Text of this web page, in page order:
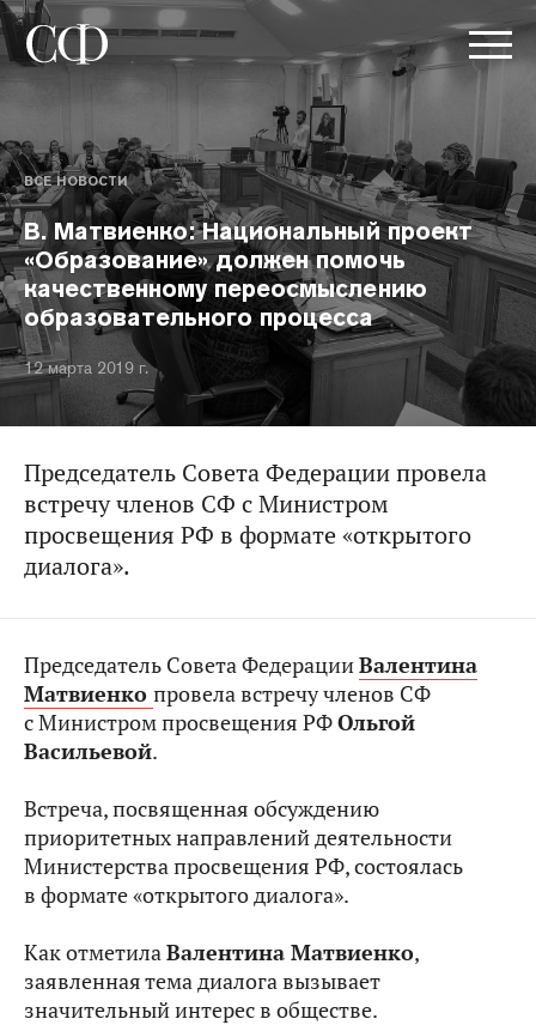
ВСЕ НОВОСТИ
В. Матвиенко: Национальный проект
«Образование» должен помочь
качественному переосмыслению
образовательного процесса
12 марта 2019 г.
Председатель Совета Федерации провела
встречу членов СФ с Министром
просвещения РФ в формате «открытого
диалога».
Председатель Совета ФедерацииВалентина
Матвиенко провела встречу членов СФ
с Министром просвещения РФОльгой
Васильевой.
Встреча, посвященная обсуждению
приоритетных направлений деятельности
Министерства просвещения РФ, состоялась
в формате «открытого диалога».
Как отметилаВалентина Матвиенко,
заявленная тема диалога вызывает
значительный интерес в обществе.